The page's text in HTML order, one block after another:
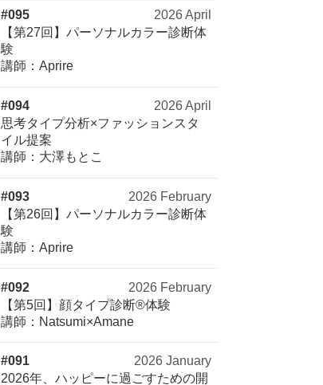
#095
2026 April
【第27回】パーソナルカラー診断体
験
講師：Aprire
#094
2026 April
思考タイプ分析×ファッションスタ
イル提案
講師：大澤もとこ
#093
2026 February
【第26回】パーソナルカラー診断体
験
講師：Aprire
#092
2026 February
【第5回】顔タイプ診断®体験
講師：Natsumi×Amane
#091
2026 January
2026年、ハッピーに過ごすための開